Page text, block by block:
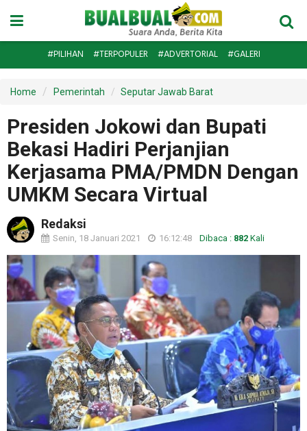
#PILIHAN #TERPOPULER #ADVERTORIAL #GALERI
Home Pemerintah Seputar Jawab Barat
Presiden Jokowi dan Bupati
Bekasi Hadiri Perjanjian
Kerjasama PMA/PMDN Dengan
UMKM Secara Virtual
Redaksi
Senin, 18 Januari 2021 16:12:48 Dibaca : 882 Kali